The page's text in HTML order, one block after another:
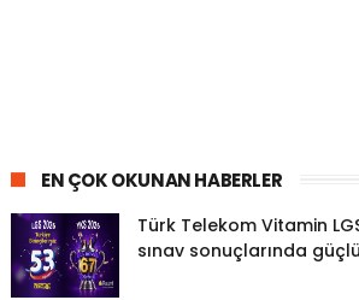
EN ÇOK OKUNAN HABERLER
Türk Telekom Vitamin
sınav sonuçlarında